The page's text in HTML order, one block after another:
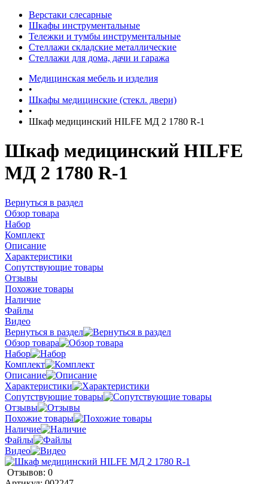
Верстаки слесарные
Шкафы инструментальные
Тележки и тумбы инструментальные
Стеллажи складские металлические
Стеллажи для дома, дачи и гаража
Медицинская мебель и изделия
•
Шкафы медицинские (стекл. двери)
•
Шкаф медицинский HILFE МД 2 1780 R-1
Шкаф медицинский HILFE
МД 2 1780 R-1
Вернуться в раздел
Обзор товара
Набор
Комплект
Описание
Характеристики
Сопутствующие товары
Отзывы
Похожие товары
Наличие
Файлы
Видео
Вернуться в раздел
Обзор товара
Набор
Комплект
Описание
Характеристики
Сопутствующие товары
Отзывы
Похожие товары
Наличие
Файлы
Видео
Отзывов: 0